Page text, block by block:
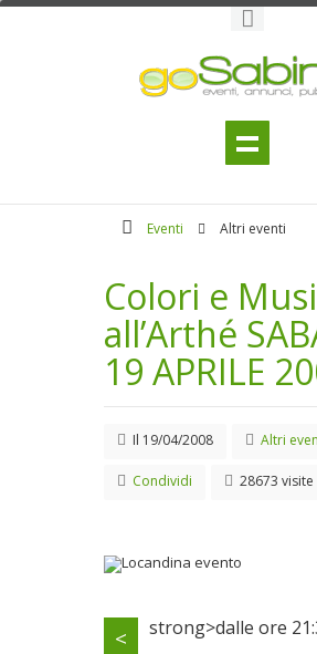
Eventi Altri eventi
Colori e
all’Arthé
19 APRILE
Il 19/04/2008 Altri
Condividi 28673 visite
Locandina evento
Il 19/04/2008
<
strong>dalle ore